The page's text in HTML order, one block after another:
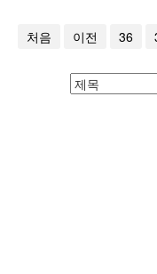
처음 이전 36